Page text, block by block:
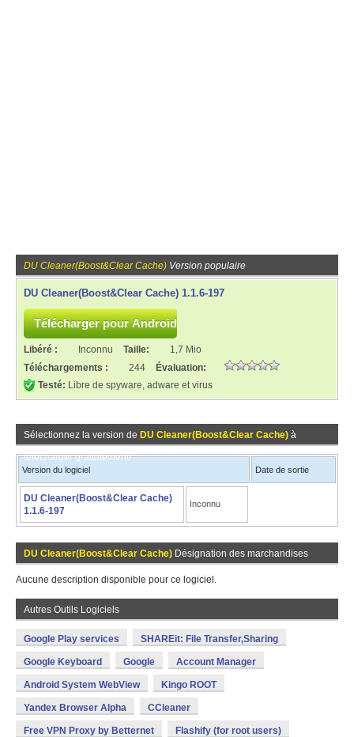
DU Cleaner(Boost&Clear Cache) Version populaire
DU Cleaner(Boost&Clear Cache) 1.1.6-197
Libéré : Inconnu Taille:
1,7 Mio
Téléchargements :
244
Évaluation:
Testé: Libre de spyware, adware et virus
Sélectionnez la version de DU Cleaner(Boost&Clear Cache) à
télécharger gratuitement!
Version du logiciel Date de sortie
DU Cleaner(Boost&Clear Cache)
1.1.6-197
Inconnu
DU Cleaner(Boost&Clear Cache) Désignation des marchandises
Aucune description disponible pour ce logiciel.
Autres Outils Logiciels
Google Play services SHAREit: File Transfer,Sharing
Google Keyboard Google Account Manager
Android System WebView Kingo ROOT
Yandex Browser Alpha CCleaner
Free VPN Proxy by Betternet Flashify (for root users)